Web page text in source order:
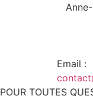
Email :
POUR TOUTES